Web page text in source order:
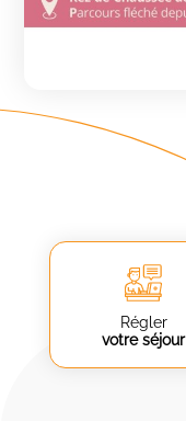
Régler
votre séjour